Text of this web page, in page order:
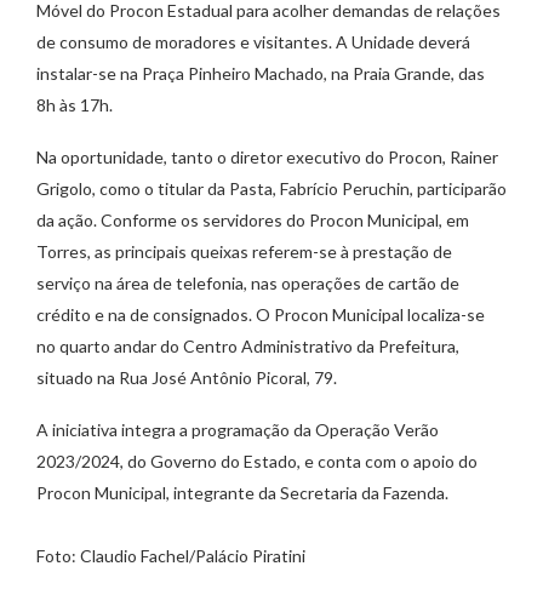
Móvel do Procon Estadual para acolher demandas de relações
de consumo de moradores e visitantes. A Unidade deverá
instalar-se na Praça Pinheiro Machado, na Praia Grande, das
8h às 17h.
Na oportunidade, tanto o diretor executivo do Procon, Rainer
Grigolo, como o titular da Pasta, Fabrício Peruchin, participarão
da ação. Conforme os servidores do Procon Municipal, em
Torres, as principais queixas referem-se à prestação de
serviço na área de telefonia, nas operações de cartão de
crédito e na de consignados. O Procon Municipal localiza-se
no quarto andar do Centro Administrativo da Prefeitura,
situado na Rua José Antônio Picoral, 79.
A iniciativa integra a programação da Operação Verão
2023/2024, do Governo do Estado, e conta com o apoio do
Procon Municipal, integrante da Secretaria da Fazenda.
Foto: Claudio Fachel/Palácio Piratini